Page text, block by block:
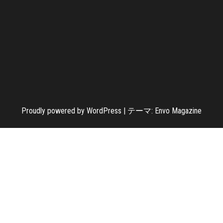
Proudly powered by WordPress | テーマ: Envo Magazine